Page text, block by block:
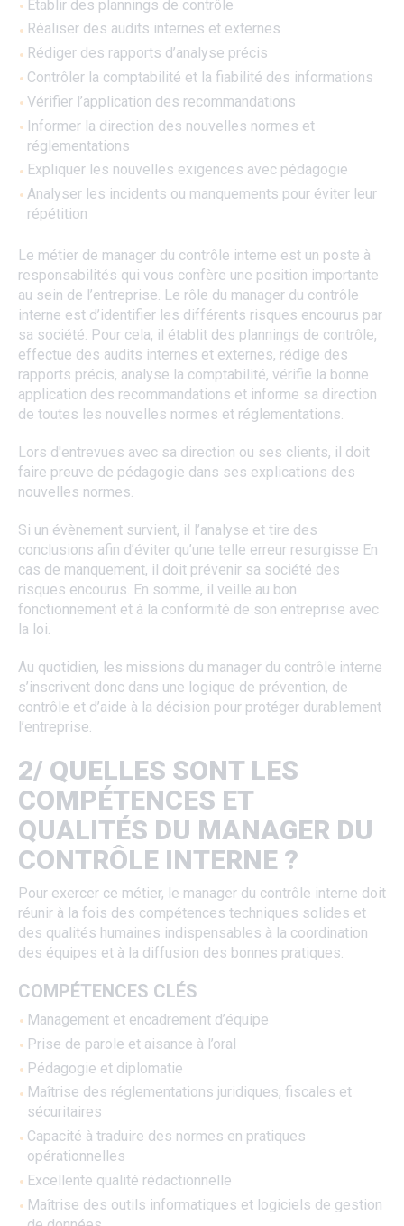
Établir des plannings de contrôle
Réaliser des audits internes et externes
Rédiger des rapports d’analyse précis
Contrôler la comptabilité et la fiabilité des informations
Vérifier l’application des recommandations
Informer la direction des nouvelles normes et
réglementations
Expliquer les nouvelles exigences avec pédagogie
Analyser les incidents ou manquements pour éviter leur
répétition
Le métier de manager du contrôle interne est un poste à
responsabilités qui vous confère une position importante
au sein de l’entreprise. Le rôle du manager du contrôle
interne est d’identifier les différents risques encourus par
sa société. Pour cela, il établit des plannings de contrôle,
effectue des audits internes et externes, rédige des
rapports précis, analyse la comptabilité, vérifie la bonne
application des recommandations et informe sa direction
de toutes les nouvelles normes et réglementations.
Lors d'entrevues avec sa direction ou ses clients, il doit
faire preuve de pédagogie dans ses explications des
nouvelles normes.
Si un évènement survient, il l’analyse et tire des
conclusions afin d’éviter qu’une telle erreur resurgisse En
cas de manquement, il doit prévenir sa société des
risques encourus. En somme, il veille au bon
fonctionnement et à la conformité de son entreprise avec
la loi.
Au quotidien, les missions du manager du contrôle interne
s’inscrivent donc dans une logique de prévention, de
contrôle et d’aide à la décision pour protéger durablement
l’entreprise.
2/ QUELLES SONT LES
COMPÉTENCES ET
QUALITÉS DU MANAGER DU
CONTRÔLE INTERNE ?
Pour exercer ce métier, le manager du contrôle interne doit
réunir à la fois des compétences techniques solides et
des qualités humaines indispensables à la coordination
des équipes et à la diffusion des bonnes pratiques.
COMPÉTENCES CLÉS
Management et encadrement d’équipe
Prise de parole et aisance à l’oral
Pédagogie et diplomatie
Maîtrise des réglementations juridiques, fiscales et
sécuritaires
Capacité à traduire des normes en pratiques
opérationnelles
Excellente qualité rédactionnelle
Maîtrise des outils informatiques et logiciels de gestion